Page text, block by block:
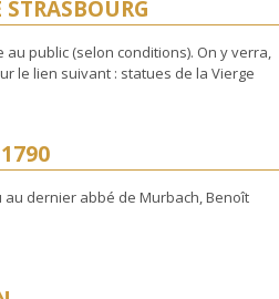
public (selon conditions). On y verra,
le lien suivant : statues de la Vierge
dernier abbé de Murbach, Benoît